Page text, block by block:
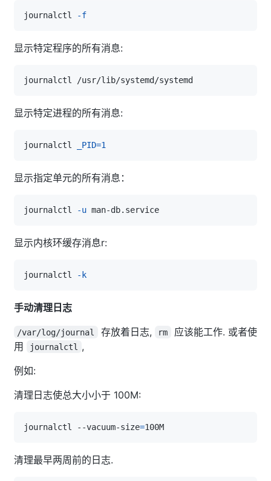
journalctl -f
显示特定程序的所有消息:
显示特定进程的所有消息:
journalctl _PID=1
显示指定单元的所有消息：
journalctl -u
显示内核环缓存消息r:
journalctl -k
手动清理日志
/var/log/journal 存放着日志, rm
应该能工作. 或者使
用
journalctl
,
例如:
清理日志使总大小小于 100M:
journalctl --vacuum-size=
清理最早两周前的日志.